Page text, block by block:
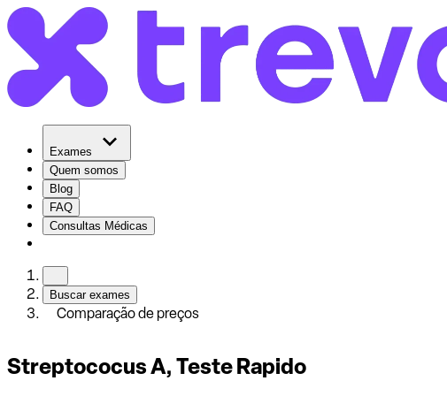
Exames
Quem somos
Blog
FAQ
Consultas Médicas
Buscar exames
Comparação de preços
Streptococus A, Teste Rapido